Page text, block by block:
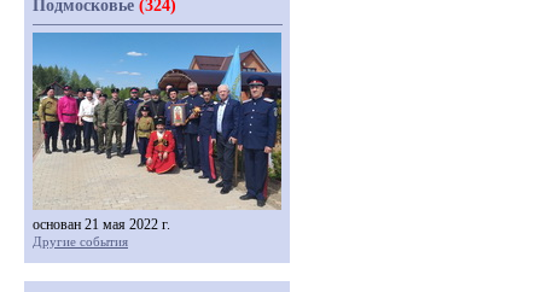
Подмосковье (324)
основан 21 мая 2022 г.
Другие события